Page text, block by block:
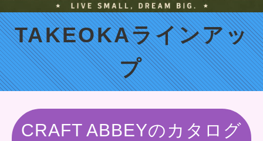
TAKEOKAラインアッ
プ
CRAFT ABBEYのカタログ